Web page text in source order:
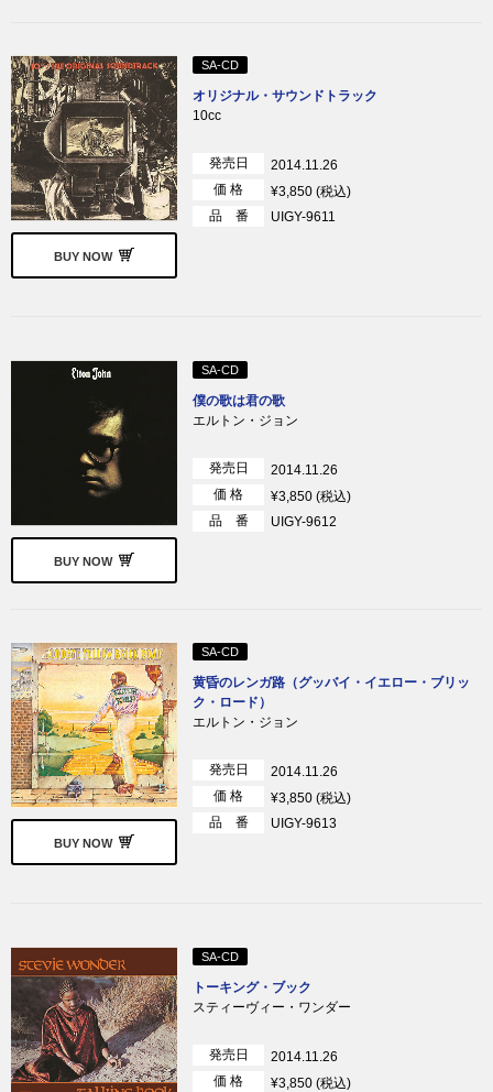
BUY NOW
SA-CD
オリジナル・サウンドトラック
10cc
発売日
2014.11.26
価 格
¥3,850 (税込)
品 番
UIGY-9611
BUY NOW
SA-CD
僕の歌は君の歌
エルトン・ジョン
発売日
2014.11.26
価 格
¥3,850 (税込)
品 番
UIGY-9612
BUY NOW
SA-CD
黄昏のレンガ路（グッバイ・イエロー・ブリッ
ク・ロード）
エルトン・ジョン
発売日
2014.11.26
価 格
¥3,850 (税込)
品 番
UIGY-9613
SA-CD
トーキング・ブック
スティーヴィー・ワンダー
発売日
2014.11.26
価 格
¥3,850 (税込)